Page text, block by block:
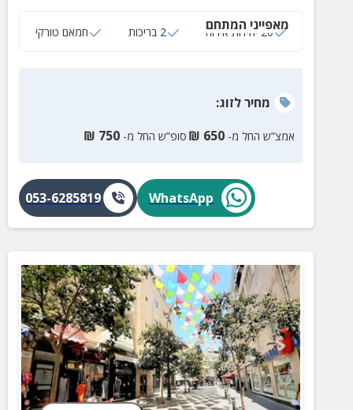
מאפייני המתחם
20 יחידות אירוח 2 בריכות חמאם טורקי
מחירלזוג:
אמצ”ש החל מ- 650
₪ סופ”ש החל מ- 750
₪
WhatsApp
053-6285819